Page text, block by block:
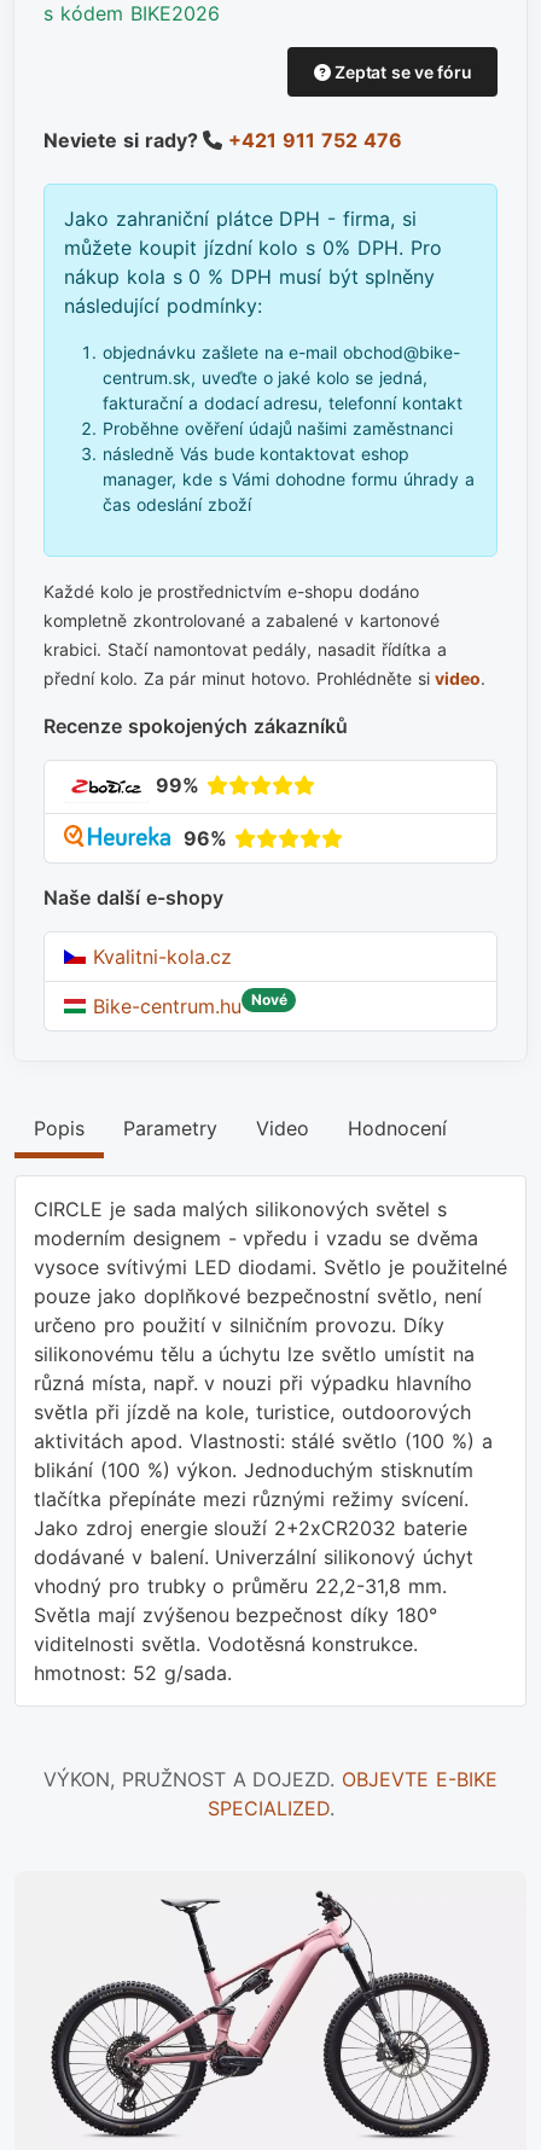
s kódem BIKE2026
Zeptat se ve fóru
Neviete si rady? +421 911 752 476
Jako zahraniční plátce DPH - firma, si
můžete koupit jízdní kolo s 0% DPH. Pro
nákup kola s 0 % DPH musí být splněny
následující podmínky:
objednávku zašlete na e-mail obchod@bike-
centrum.sk, uveďte o jaké kolo se jedná,
fakturační a dodací adresu, telefonní kontakt
Proběhne ověření údajů našimi zaměstnanci
následně Vás bude kontaktovat eshop
manager, kde s Vámi dohodne formu úhrady a
čas odeslání zboží
Každé kolo je prostřednictvím e-shopu dodáno
kompletně zkontrolované a zabalené v kartonové
krabici. Stačí namontovat pedály, nasadit řídítka a
přední kolo. Za pár minut hotovo. Prohlédněte sivideo.
Recenze spokojených zákazníků
99%
96%
Naše další e-shopy
Kvalitni-kola.cz
Bike-centrum.hu Nové
Popis Parametry Video Hodnocení
CIRCLE je sada malých silikonových světel s
moderním designem - vpředu i vzadu se dvěma
vysoce svítivými LED diodami. Světlo je použitelné
pouze jako doplňkové bezpečnostní světlo, není
určeno pro použití v silničním provozu. Díky
silikonovému tělu a úchytu lze světlo umístit na
různá místa, např. v nouzi při výpadku hlavního
světla při jízdě na kole, turistice, outdoorových
aktivitách apod. Vlastnosti: stálé světlo (100 %) a
blikání (100 %) výkon. Jednoduchým stisknutím
tlačítka přepínáte mezi různými režimy svícení.
Jako zdroj energie slouží 2+2xCR2032 baterie
dodávané v balení. Univerzální silikonový úchyt
vhodný pro trubky o průměru 22,2-31,8 mm.
Světla mají zvýšenou bezpečnost díky 180°
viditelnosti světla. Vodotěsná konstrukce.
hmotnost: 52 g/sada.
VÝKON, PRUŽNOST A DOJEZD. OBJEVTE E-BIKE
SPECIALIZED.